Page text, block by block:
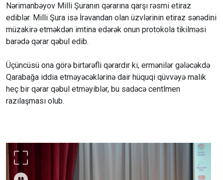
Nərimanbəyov Milli Şuranın qərarına qarşı rəsmi etiraz
ediblər. Milli Şura isə İrəvandan olan üzvlərinin etiraz sənədini
müzakirə etməkdən imtina edərək onun protokola tikilməsi
barədə qərar qəbul edib.
Üçüncüsü ona görə birtərəfli qərardır ki, ermənilər gələcəkdə
Qarabağa iddia etməyəcəklərinə dair hüquqi qüvvəyə malik
heç bir qərar qəbul etməyiblər, bu sadəcə centlmen
razılaşması olub.